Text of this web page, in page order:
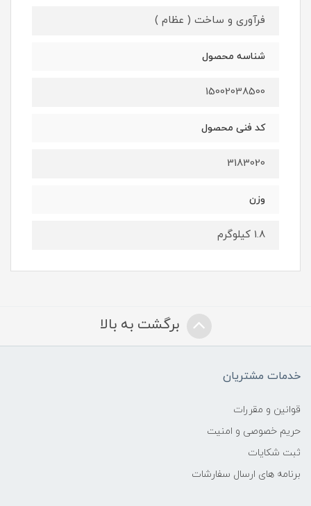
فرآوری و ساخت ( عظام )
شناسه محصول
15002038500
کد فنی محصول
3183020
وزن
1.8 کیلوگرم
برگشت به بالا
خدمات مشتریان
قوانین و مقررات
حریم خصوصی و امنیت
ثبت شکایات
برنامه های ارسال سفارشات